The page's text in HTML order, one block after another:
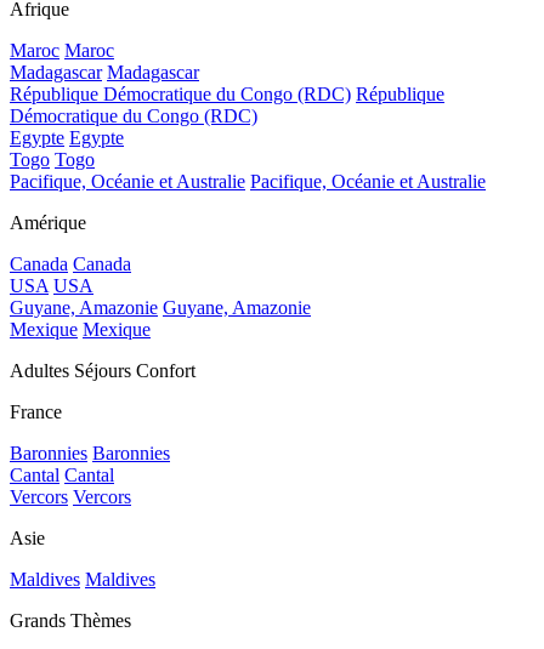
Afrique
Maroc Maroc
Madagascar Madagascar
République Démocratique du Congo (RDC) République
Démocratique du Congo (RDC)
Egypte Egypte
Togo Togo
Pacifique, Océanie et Australie Pacifique, Océanie et Australie
Amérique
Canada Canada
USA USA
Guyane, Amazonie Guyane, Amazonie
Mexique Mexique
Adultes Séjours Confort
France
Baronnies Baronnies
Cantal Cantal
Vercors Vercors
Asie
Maldives Maldives
Grands Thèmes